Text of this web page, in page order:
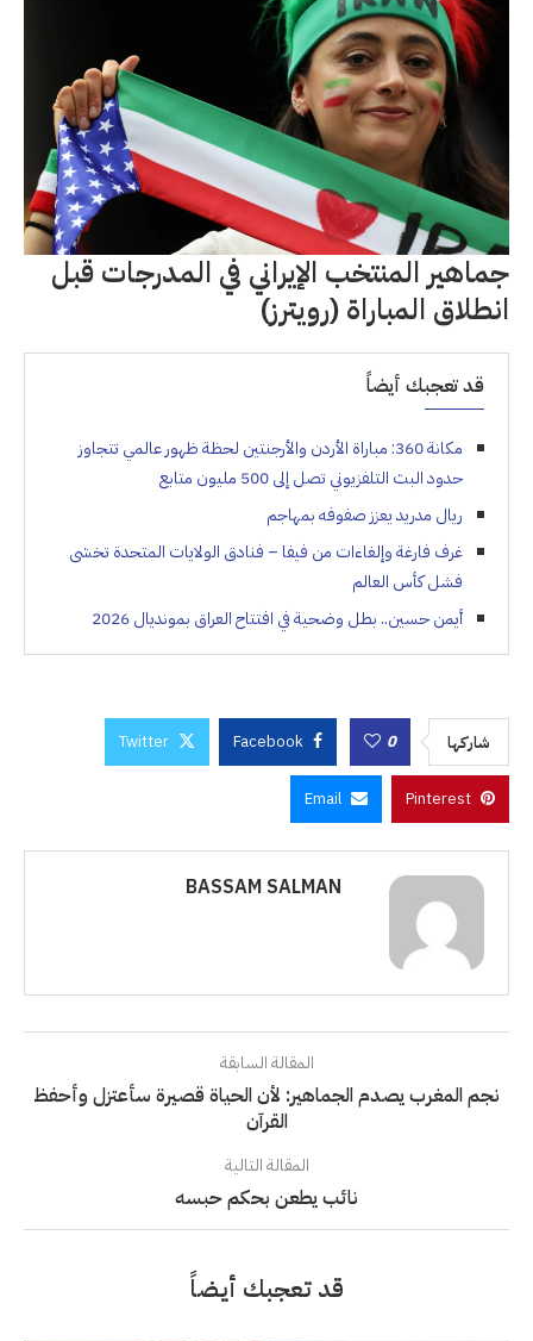
جماهير المنتخب الإيراني في المدرجات قبل
انطلاق المباراة (رويترز)
قد تعجبك أيضاً
مكانة 360: مباراة الأردن والأرجنتين لحظة ظهور عالمي تتجاوز
حدود البث التلفزيوني تصل إلى 500 مليون متابع
ريال مدريد يعزز صفوفه بمهاجم
غرف فارغة وإلغاءات من فيفا – فنادق الولايات المتحدة تخشى
فشل كأس العالم
أيمن حسين.. بطل وضحية في افتتاح العراق بمونديال 2026
شاركها 0
Facebook
Twitter
Pinterest
Email
BASSAM SALMAN
المقالة السابقة
نجم المغرب يصدم الجماهير: لأن الحياة قصيرة سأعتزل وأحفظ
القرآن
المقالة التالية
نائب يطعن بحكم حبسه
قد تعجبك أيضاً